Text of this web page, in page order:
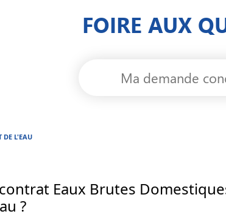
FOIRE AUX
DE L'EAU
contrat Eaux Brutes
?